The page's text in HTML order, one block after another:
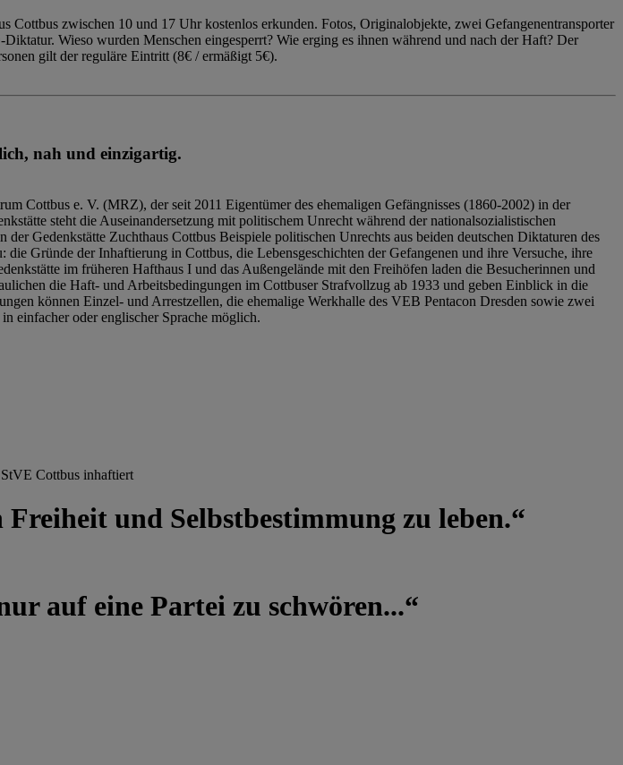
Cottbus zwischen 10 und 17 Uhr kostenlos erkunden. Fotos, Originalobjekte, zwei Gefangenentransporter
Wieso wurden Menschen eingesperrt? Wie erging es ihnen während und nach der Haft? Der
gilt der reguläre Eintritt (8€ / ermäßigt 5€).
nah und einzigartig.
Cottbus e. V. (MRZ), der seit 2011 Eigentümer des ehemaligen Gefängnisses (1860-2002) in der
steht die Auseinandersetzung mit politischem Unrecht während der nationalsozialistischen
Gedenkstätte Zuchthaus Cottbus Beispiele politischen Unrechts aus beiden deutschen Diktaturen des
Gründe der Inhaftierung in Cottbus, die Lebensgeschichten der Gefangenen und ihre Versuche, ihre
im früheren Hafthaus I und das Außengelände mit den Freihöfen laden die Besucherinnen und
die Haft- und Arbeitsbedingungen im Cottbuser Strafvollzug ab 1933 und geben Einblick in die
können Einzel- und Arrestzellen, die ehemalige Werkhalle des VEB Pentacon Dresden sowie zwei
einfacher oder englischer Sprache möglich.
Cottbus inhaftiert
und Selbstbestimmung zu leben.“
auf eine Partei zu schwören...“